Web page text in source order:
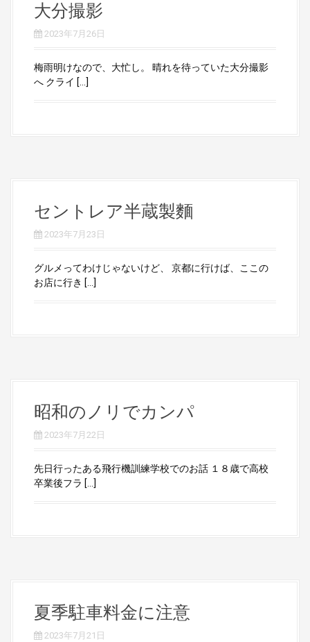
大分撮影
2023年7月26日
梅雨明けなので、大忙し。 晴れを待っていた大分撮影
へ クライ […]
セントレア半蔵製麵
2023年7月23日
グルメってわけじゃないけど、 京都に行けば、ここの
お店に行き […]
昭和のノリでカンパ
2023年7月22日
先日行ったある飛行機訓練学校でのお話 １８歳で高校
卒業後フラ […]
夏季駐車料金に注意
2023年7月21日